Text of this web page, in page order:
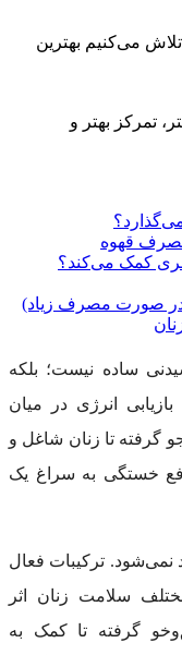
می‌کنیم بهترین
مصرف قهوه
کمک می‌کند؟
صورت مصرف زیاد)
ساده نیست؛ بلکه
انرژی در میان
گرفته تا زنان شاغل و
رفع خستگی به سراغ یک
نمی‌شود. ترکیبات فعال
سلامت زنان اثر
گرفته تا کمک به